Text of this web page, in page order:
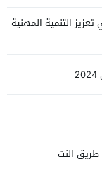
التنمية المهنية
النت